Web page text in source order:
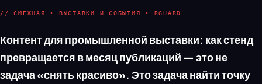
// СМЕЖНАЯ • ВЫСТАВКИ И СОБЫТИЯ • RGUARD
Контент для промышленной выставки: как стенд
превращается в месяц публикаций — это не
задача «снять красиво». Это задача найти точку